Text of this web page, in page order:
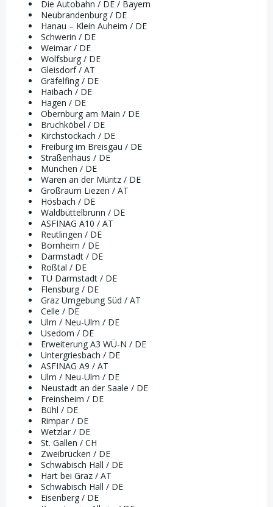
Die Autobahn / DE / Bayern
Neubrandenburg / DE
Hanau – Klein Auheim / DE
Schwerin / DE
Weimar / DE
Wolfsburg / DE
Gleisdorf / AT
Gräfelfing / DE
Haibach / DE
Hagen / DE
Obernburg am Main / DE
Bruchköbel / DE
Kirchstockach / DE
Freiburg im Breisgau / DE
Straßenhaus / DE
München / DE
Waren an der Müritz / DE
Großraum Liezen / AT
Hösbach / DE
Waldbüttelbrunn / DE
ASFINAG A10 / AT
Reutlingen / DE
Bornheim / DE
Darmstadt / DE
Roßtal / DE
TU Darmstadt / DE
Flensburg / DE
Graz Umgebung Süd / AT
Celle / DE
Ulm / Neu-Ulm / DE
Usedom / DE
Erweiterung A3 WÜ-N / DE
Untergriesbach / DE
ASFINAG A9 / AT
Ulm / Neu-Ulm / DE
Neustadt an der Saale / DE
Freinsheim / DE
Bühl / DE
Rimpar / DE
Wetzlar / DE
St. Gallen / CH
Zweibrücken / DE
Schwäbisch Hall / DE
Hart bei Graz / AT
Schwäbisch Hall / DE
Eisenberg / DE